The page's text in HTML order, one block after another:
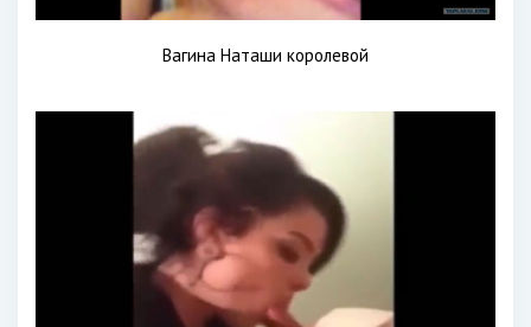
Вагина Наташи королевой